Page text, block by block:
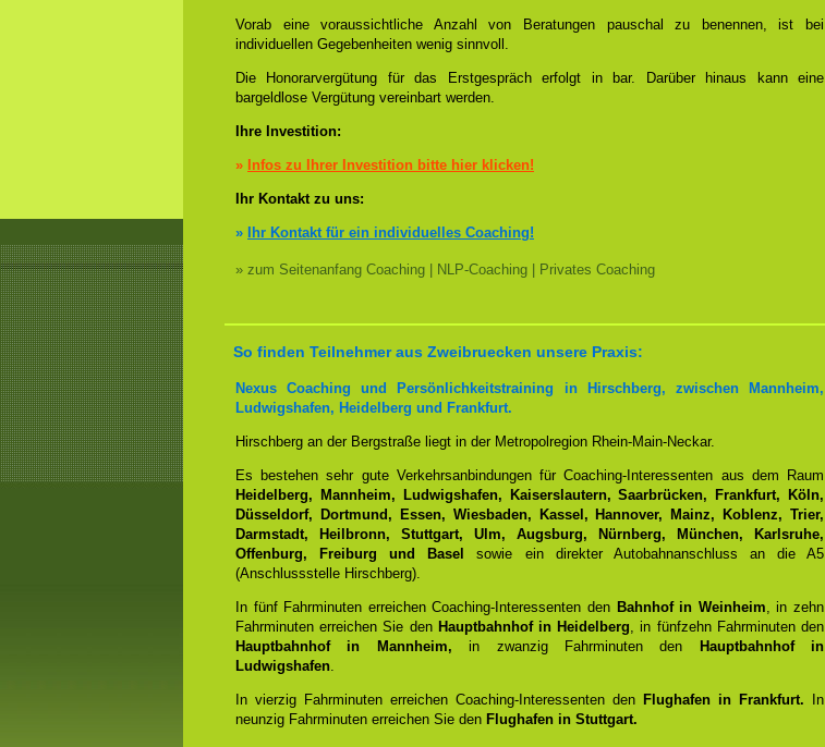
Vorab eine voraussichtliche Anzahl von Beratungen pauschal zu benennen, ist bei
individuellen Gegebenheiten wenig sinnvoll.
Die Honorarvergütung für das Erstgespräch erfolgt in bar. Darüber hinaus kann eine
bargeldlose Vergütung vereinbart werden.
Ihre Investition:
» Infos zu Ihrer Investition bitte hier klicken!
Ihr Kontakt zu uns:
» Ihr Kontakt für ein individuelles Coaching!
» zum Seitenanfang Coaching | NLP-Coaching | Privates Coaching
So finden Teilnehmer aus Zweibruecken unsere Praxis:
Nexus Coaching und Persönlichkeitstraining in Hirschberg, zwischen Mannheim,
Ludwigshafen, Heidelberg und Frankfurt.
Hirschberg an der Bergstraße liegt in der Metropolregion Rhein-Main-Neckar.
Es bestehen sehr gute Verkehrsanbindungen für Coaching-Interessenten aus dem Raum
Heidelberg, Mannheim, Ludwigshafen, Kaiserslautern, Saarbrücken, Frankfurt, Köln,
Düsseldorf, Dortmund, Essen, Wiesbaden, Kassel, Hannover, Mainz, Koblenz, Trier,
Darmstadt, Heilbronn, Stuttgart, Ulm, Augsburg, Nürnberg, München, Karlsruhe,
Offenburg, Freiburg und Basel
sowie ein direkter Autobahnanschluss an die A5
(Anschlussstelle Hirschberg).
In fünf Fahrminuten erreichen Coaching-Interessenten den Bahnhof in Weinheim, in zehn
Fahrminuten erreichen Sie den Hauptbahnhof in Heidelberg, in fünfzehn Fahrminuten den
Hauptbahnhof in Mannheim, in zwanzig Fahrminuten den
Hauptbahnhof in
Ludwigshafen.
In vierzig Fahrminuten erreichen Coaching-Interessenten den Flughafen in Frankfurt.
In
neunzig Fahrminuten erreichen Sie den Flughafen in Stuttgart.